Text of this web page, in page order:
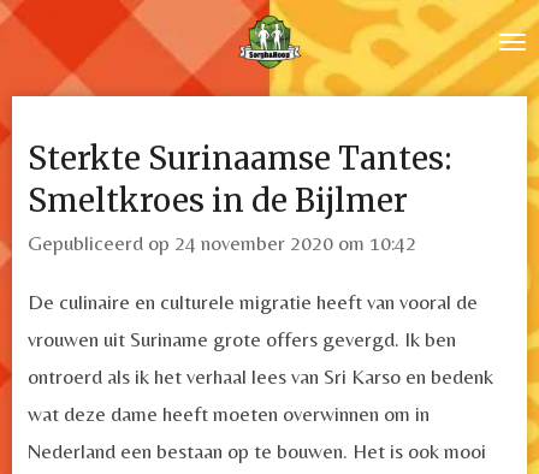
Ga
direct
naar
deSterkte Surinaamse Tantes:
Smeltkroes in de Bijlmer
Gepubliceerd op 24 november 2020 om 10:42
De culinaire en culturele migratie heeft van vooral de
vrouwen uit Suriname grote offers gevergd. Ik ben
ontroerd als ik het verhaal lees van Sri Karso en bedenk
wat deze dame heeft moeten overwinnen om in
Nederland een bestaan op te bouwen. Het is ook mooi